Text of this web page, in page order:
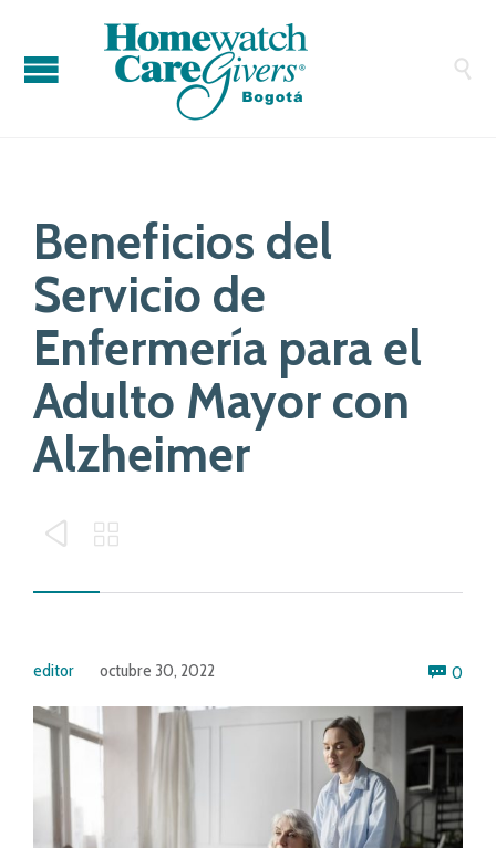

Beneficios del
Servicio de
Enfermería para el
Adulto Mayor con
Alzheimer
 
editor octubre 30, 2022  0